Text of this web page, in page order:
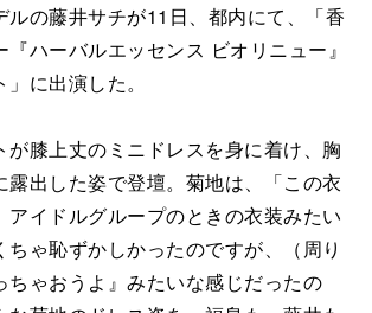
ルの藤井サチが11日、都内にて、「香
ハーバルエッセンス ビオリニュー』
に出演した。
膝上丈のミニドレスを身に着け、胸
露出した姿で登壇。菊地は、「この衣
アイドルグループのときの衣装みたい
ちゃ恥ずかしかったのですが、（周り
ちゃおうよ』みたいな感じだったの